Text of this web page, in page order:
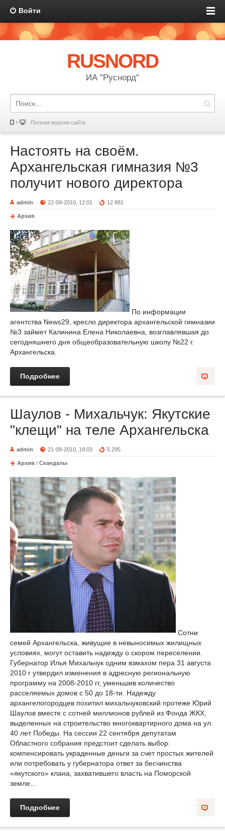
Войти
RUSNORD
ИА "Руснорд"
Полная версия сайта
Настоять на своём.
Архангельская гимназия №3
получит нового директора
admin 22-09-2010, 12:01 12 881
Архив
По информации
агентства News29, кресло директора архангельской гимназии
№3 займет Калинина Елена Николаевна, возглавлявшая до
сегодняшнего дня общеобразовательную школу №22 г.
Архангельска.
Подробнее
Шаулов - Михальчук: Якутские
"клещи" на теле Архангельска
admin 21-09-2010, 19:03 5 295
Архив / Скандалы
Сотни
семей Архангельска, живущие в невыносимых жилищных
условиях, могут оставить надежду о скором переселении.
Губернатор Илья Михальчук одним взмахом пера 31 августа
2010 г утвердил изменения в адресную региональную
программу на 2008-2010 гг, уменьшив количество
расселяемых домов с 50 до 18-ти. Надежду
архангелогородцев похитил михальчуковский протеже Юрий
Шаулов вместе с сотней миллионов рублей из Фонда ЖКХ,
выделенных на строительство многоквартирного дома на ул.
40 лет Победы. На сессии 22 сентября депутатам
Областного собрания предстоит сделать выбор:
компенсировать украденные деньги за счет простых жителей
или потребовать у губернатора ответ за бесчинства
«якутского» клана, захватившего власть на Поморской
земле...
Подробнее